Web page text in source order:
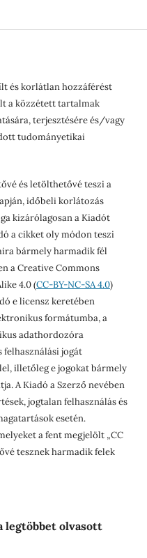
és korlátlan hozzáférést
a közzétett tartalmak
terjesztésére és/vagy
tudományetikai
és letölthetővé teszi a
időbeli korlátozás
kizárólagosan a Kiadót
a cikket oly módon teszi
bármely harmadik fél
a Creative Commons
4.0 (CC-BY-NC-SA 4.0)
e licensz keretében
formátumba, a
adathordozóra
felhasználási jogát
illetőleg e jogokat bármely
A Kiadó a Szerző nevében
jogtalan felhasználás és
esetén.
a fent megjelölt „CC
tesznek harmadik felek
legtöbbet olvasott